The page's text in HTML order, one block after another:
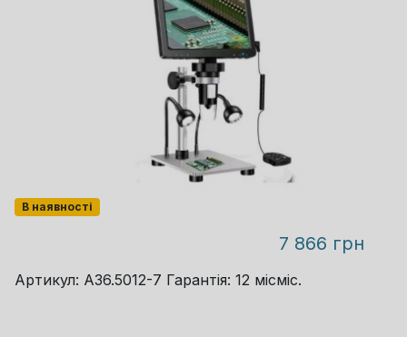
В наявності
7 866 грн
Артикул: A36.5012-7 Гарантія: 12 місміс.